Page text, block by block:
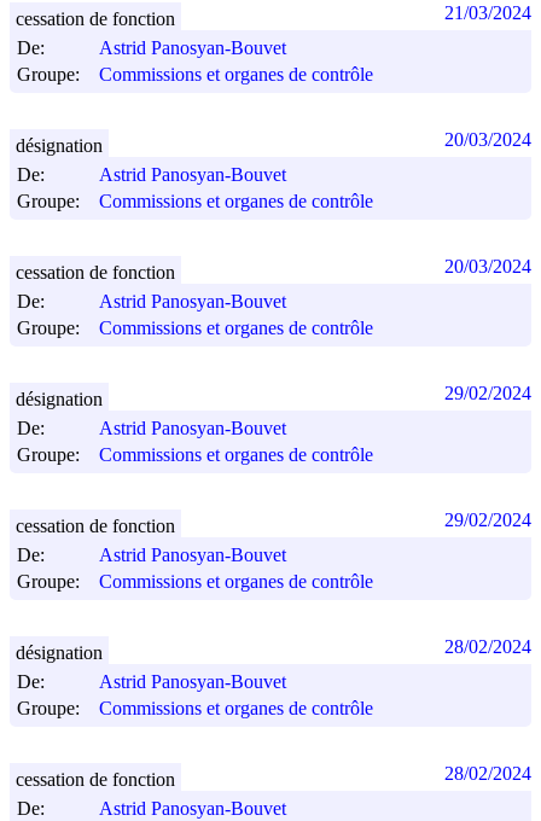
De:
Astrid Panosyan-Bouvet
Groupe:
Commissions et organes de contrôle
cessation de fonction 21/03/2024
De:
Astrid Panosyan-Bouvet
Groupe:
Commissions et organes de contrôle
désignation 20/03/2024
De:
Astrid Panosyan-Bouvet
Groupe:
Commissions et organes de contrôle
cessation de fonction 20/03/2024
De:
Astrid Panosyan-Bouvet
Groupe:
Commissions et organes de contrôle
désignation 29/02/2024
De:
Astrid Panosyan-Bouvet
Groupe:
Commissions et organes de contrôle
cessation de fonction 29/02/2024
De:
Astrid Panosyan-Bouvet
Groupe:
Commissions et organes de contrôle
désignation 28/02/2024
De:
Astrid Panosyan-Bouvet
cessation de fonction 28/02/2024